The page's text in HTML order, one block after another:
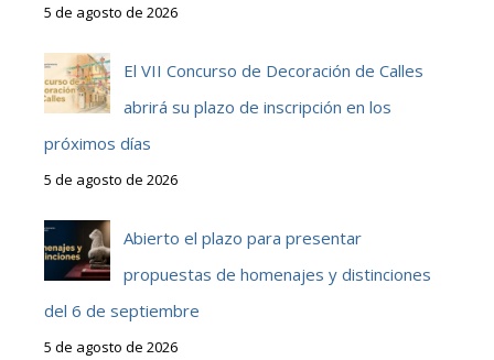
5 de agosto de 2026
El VII Concurso de Decoración de Calles
abrirá su plazo de inscripción en los
próximos días
5 de agosto de 2026
Abierto el plazo para presentar
propuestas de homenajes y distinciones
del 6 de septiembre
5 de agosto de 2026